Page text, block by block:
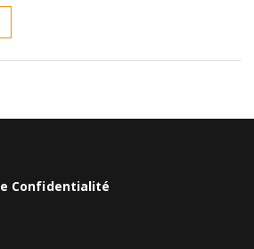
Confidentialité